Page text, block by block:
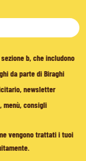
b, che includono
da parte di Biraghi
newsletter
menù, consigli
vengono trattati i tuoi